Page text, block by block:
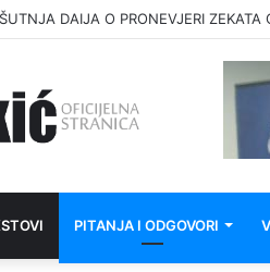
ŠUTNJA DAIJA O PRONEVJERI ZEKATA
PITANJA I ODGOVORI